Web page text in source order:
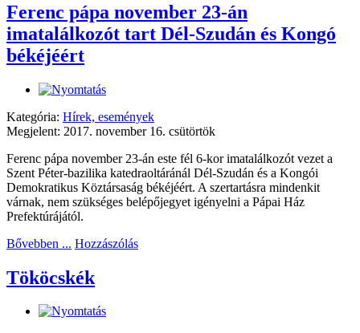
Ferenc pápa november 23-án
imatalálkozót tart Dél-Szudán és Kongó
békéjéért
Kategória: Hírek, események
Megjelent: 2017. november 16. csütörtök
Ferenc pápa november 23-án este fél 6-kor imatalálkozót vezet a
Szent Péter-bazilika katedraoltáránál Dél-Szudán és a Kongói
Demokratikus Köztársaság békéjéért. A szertartásra mindenkit
várnak, nem szükséges belépőjegyet igényelni a Pápai Ház
Prefektúrájától.
Bővebben ... Hozzászólás
Tököcskék